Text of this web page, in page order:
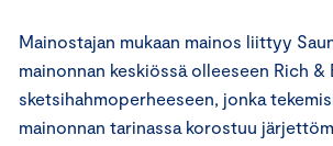
Mainostajan mukaan mainos liittyy
mainonnan keskiössä olleeseen Rich &
sketsihahmoperheeseen, jonka
mainonnan tarinassa korostuu